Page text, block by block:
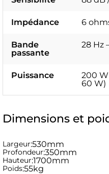
Impédance 6
Bande
passante
28 Hz
Puissance
200
60 W)
Dimensions et
Largeur:530mm
Profondeur:350mm
Hauteur:1700mm
Poids:55kg